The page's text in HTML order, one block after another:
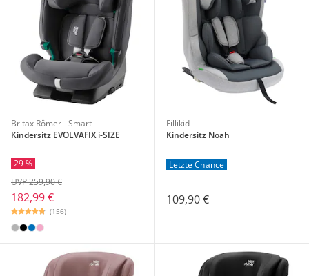
Britax Römer - Smart
Kindersitz EVOLVAFIX i-SIZE
29 %
182,99 €
UVP 259,90 €
(156)
Fillikid
Kindersitz Noah
Letzte Chance
109,90 €